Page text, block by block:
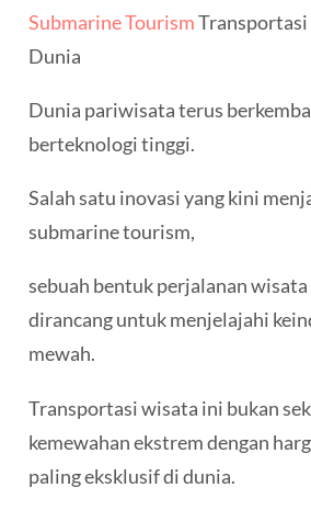
Submarine TourismTransportasi
Dunia
Dunia pariwisata terus
berteknologi tinggi.
Salah satu inovasi yang kini
submarine tourism,
sebuah bentuk perjalanan
dirancang untuk menjelajahi
mewah.
Transportasi wisata ini bukan
kemewahan ekstrem dengan
paling eksklusif di dunia.